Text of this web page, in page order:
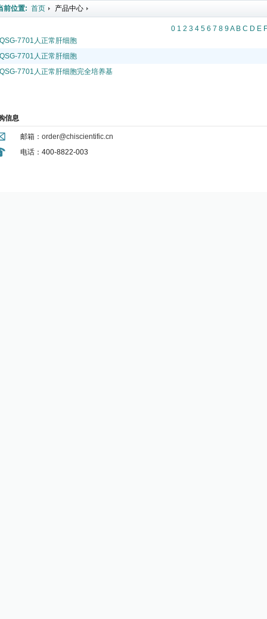
前位置: 首页 产品中心
0 1 2 3 4 5 6 7 8 9 A B C D E F
QSG-7701人正常肝细胞
QSG-7701人正常肝细胞
QSG-7701人正常肝细胞完全培养基
信息
邮箱： order@chiscientific.cn
电话：400-8822-003